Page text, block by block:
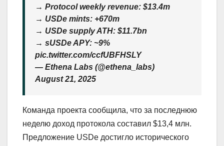
→ Protocol weekly revenue: $13.4m
→ USDe mints: +670m
→ USDe supply ATH: $11.7bn
→ sUSDe APY: ~9%
pic.twitter.com/ccfUBFHSLY
— Ethena Labs (@ethena_labs)
August 21, 2025
Команда проекта сообщила, что за последнюю
неделю доход протокола составил $13,4 млн.
Предложение USDe достигло исторического